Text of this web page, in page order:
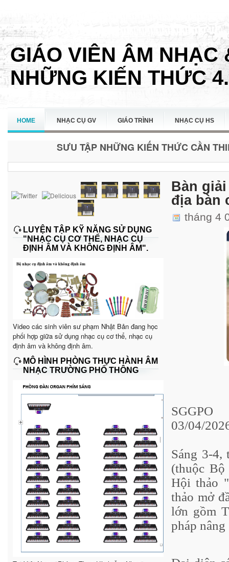
GIÁO VIÊN ÂM NHẠC
NHỮNG KIẾN THỨC
HOME NHẠC CỤ GV GIÁO TRÌNH NHẠC CỤ HS
SƯU TẬP NHỮNG KIẾN THỨC CẦN
LUYỆN TẬP KỸ NĂNG SỬ DỤNG
"NHẠC CỤ CƠ THỂ, NHẠC CỤ
ĐỊNH ÂM VÀ KHÔNG ĐỊNH ÂM".
Video các sinh viên sư phạm Nhật Bản đang học
phối hợp giữa sử dụng nhạc cụ cơ thể, nhạc cụ
định âm và không định âm.
MÔ HÌNH PHÒNG THỰC HÀNH ÂM
NHẠC TRƯỜNG PHỔ THÔNG
Bàn
địa bàn
tháng 4
SGGPO
03/04/
Sáng 3-4,
(thuộc
Hội thảo
thảo mở
lớn gồm
pháp